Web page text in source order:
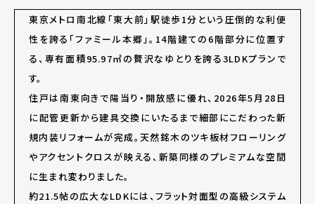
東京メトロ南北線「東大前」駅徒歩1分という圧倒的な利便
性を誇る「ファミール本郷」。14階建ての6階部分に位置す
る、専有面積95.97㎡の贅沢なゆとりを誇る3LDKプランで
す。
住戸は南東向きで陽当り・開放感に優れ、2026年5月28日
に配管更新から建具交換にいたるまで細部にこだわった新
規内装リフォームが完成。天然銘木のツキ板材フローリング
やアクセントクロスが映える、新築同様のプレミアムな空間
に生まれ変わりました。
約21.5帖の広大なLDKには、フラット対面型の高級システム